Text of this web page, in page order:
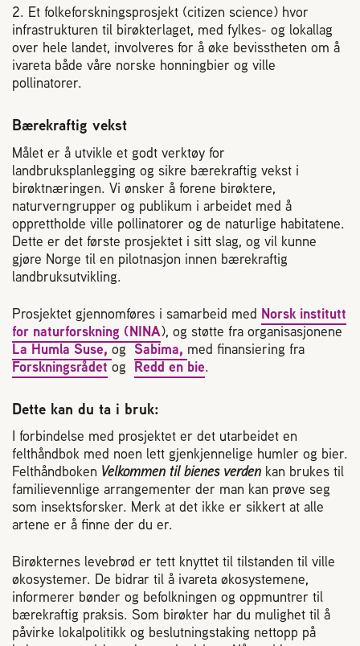
2. Et folkeforskningsprosjekt (citizen science) hvor
infrastrukturen til birøkterlaget, med fylkes- og lokallag
over hele landet, involveres for å øke bevisstheten om å
ivareta både våre norske honningbier og ville
pollinatorer.
Bærekraftig vekst
Målet er å utvikle et godt verktøy for
landbruksplanlegging og sikre bærekraftig vekst i
birøktnæringen. Vi ønsker å forene birøktere,
naturverngrupper og publikum i arbeidet med å
opprettholde ville pollinatorer og de naturlige habitatene.
Dette er det første prosjektet i sitt slag, og vil kunne
gjøre Norge til en pilotnasjon innen bærekraftig
landbruksutvikling.
Prosjektet gjennomføres i samarbeid med Norsk institutt
for naturforskning (NINA), og støtte fra organisasjonene
La Humla Suse,ogSabima, med finansiering fra
Forskningsrådetog Redd en bie.
Dette kan du ta i bruk:
I forbindelse med prosjektet er det utarbeidet en
felthåndbok med noen lett gjenkjennelige humler og bier.
Felthåndboken Velkommen til bienes verden kan brukes til
familievennlige arrangementer der man kan prøve seg
som insektsforsker. Merk at det ikke er sikkert at alle
artene er å finne der du er.
Birøkternes levebrød er tett knyttet til tilstanden til ville
økosystemer. De bidrar til å ivareta økosystemene,
informerer bønder og befolkningen og oppmuntrer til
bærekraftig praksis. Som birøkter har du mulighet til å
påvirke lokalpolitikk og beslutningstaking nettopp på